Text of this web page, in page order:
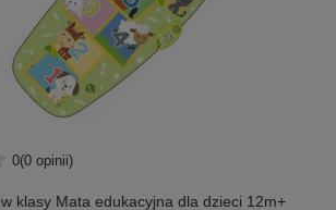
0(0 opinii)
klasy Mata edukacyjna dla dzieci 12m+